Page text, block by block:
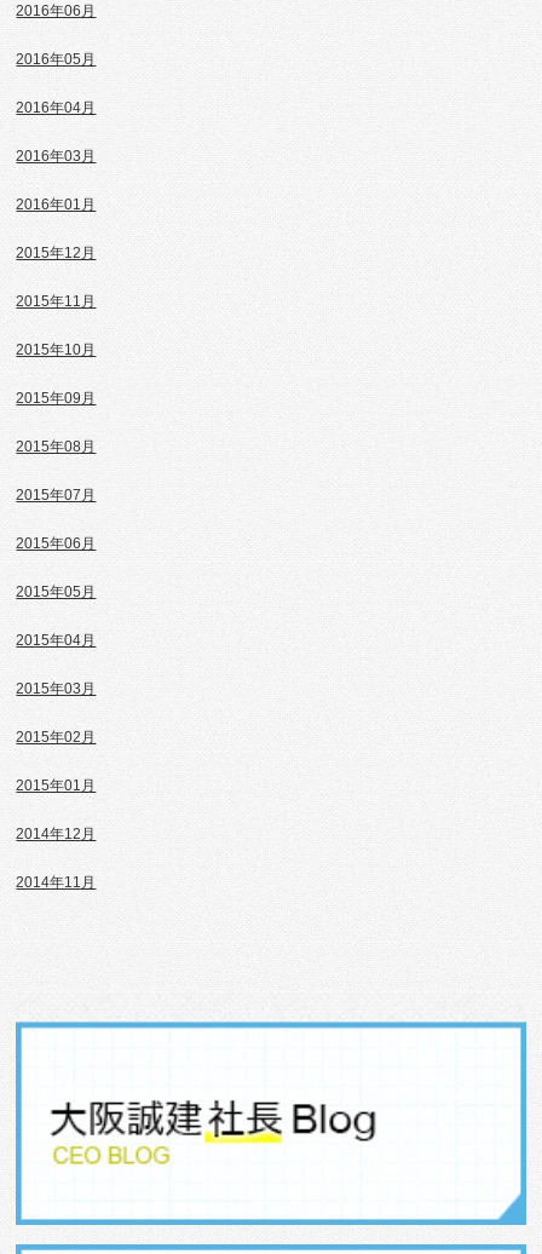
2016年06月
2016年05月
2016年04月
2016年03月
2016年01月
2015年12月
2015年11月
2015年10月
2015年09月
2015年08月
2015年07月
2015年06月
2015年05月
2015年04月
2015年03月
2015年02月
2015年01月
2014年12月
2014年11月